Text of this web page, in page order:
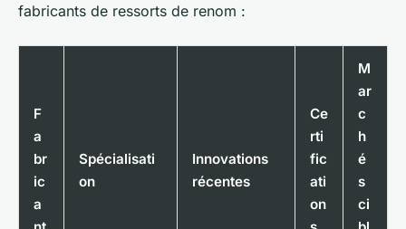
fabricants de ressorts de renom :
F
a
br
ic
a
Spécialisati
on
Innovations
récentes
Ce
rti
fic
ati
on
M
ar
c
h
é
s
ci